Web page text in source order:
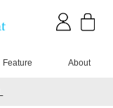
Feature About